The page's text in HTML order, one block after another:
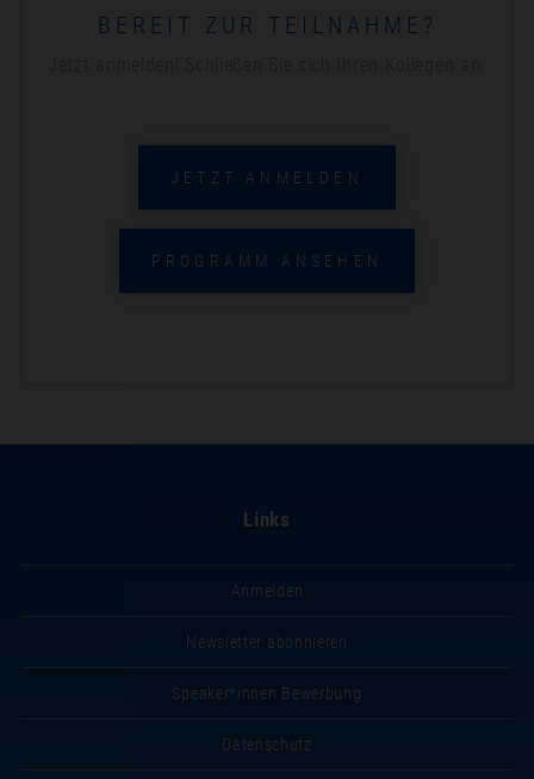
BEREIT ZUR TEILNAHME?
JETZT ANMELDEN
PROGRAMM ANSEHEN
Links
Anmelden
Newsletter abonnieren
Speaker*innen Bewerbung
Datenschutz